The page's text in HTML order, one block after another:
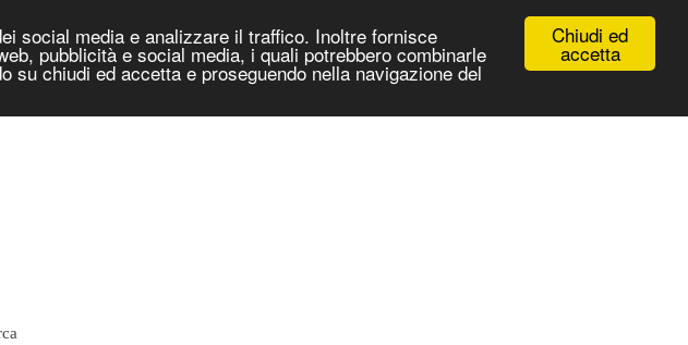
Chiudi ed
accetta
social media e analizzare il traffico. Inoltre fornisce
pubblicità e social media, i quali potrebbero combinarle
chiudi ed accetta e proseguendo nella navigazione del